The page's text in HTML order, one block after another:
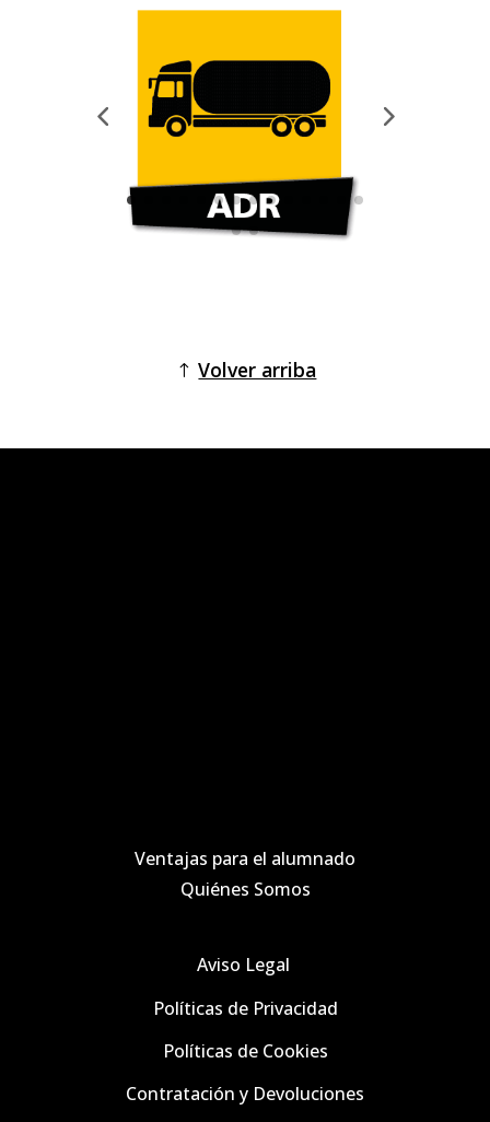
Volver arriba
Ventajas para el alumnado
Quiénes Somos
Aviso Legal
Políticas de Privacidad
Políticas deCookies
Contratación y Devoluciones